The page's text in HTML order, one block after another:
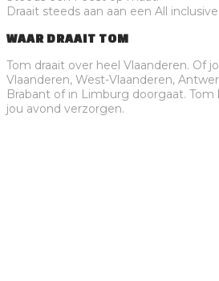
Draait steeds aan aan een All
WAAR DRAAIT TOM
Tom draait over heel Vlaanderen. Of
Vlaanderen, West-Vlaanderen,
Brabant of in Limburg doorgaat.
jou avond verzorgen.